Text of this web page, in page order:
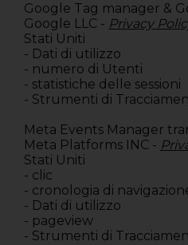
Google Tag manager &
Google LLC - Privacy
Stati Uniti
- Dati di utilizzo
- numero di Utenti
- statistiche delle sessioni
- Strumenti di
Meta Events Manager
Meta Platforms INC -
Stati Uniti
- clic
- cronologia di
- Dati di utilizzo
- pageview
- Strumenti di